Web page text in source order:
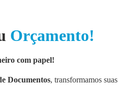
Orçamento!
com papel!
Documentos, transformamos